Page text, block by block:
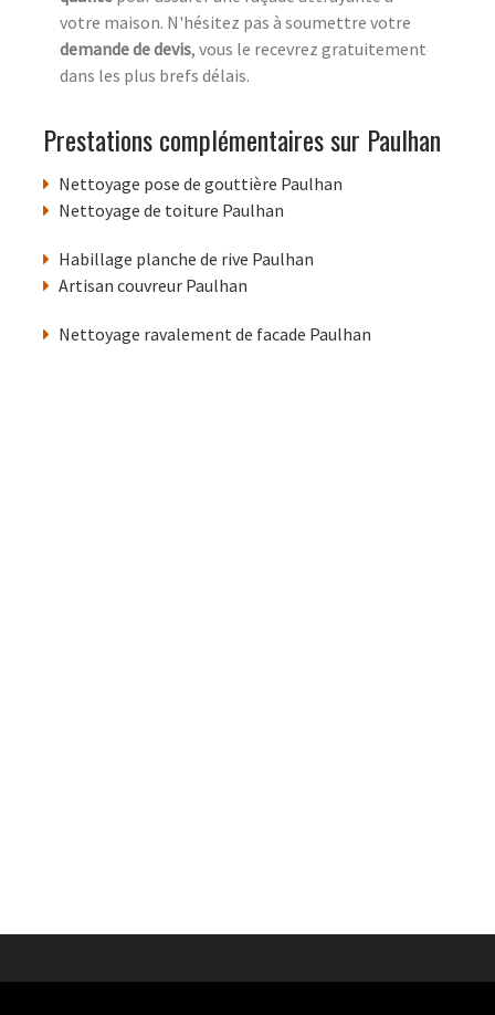
votre maison. N'hésitez pas à soumettre votre
demande de devis, vous le recevrez gratuitement
dans les plus brefs délais.
Prestations complémentaires sur Paulhan
Nettoyage pose de gouttière Paulhan
Nettoyage de toiture Paulhan
Habillage planche de rive Paulhan
Artisan couvreur Paulhan
Nettoyage ravalement de facade Paulhan